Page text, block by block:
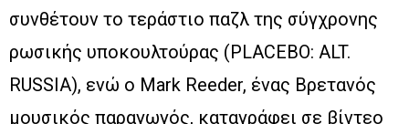
συνθέτουν το τεράστιο παζλ της σύγχρονης
ρωσικής υποκουλτούρας (PLACEBO: ALT.
RUSSIA), ενώ ο Mark Reeder, ένας Βρετανός
μουσικός παραγωγός, καταγράφει σε βίντεο